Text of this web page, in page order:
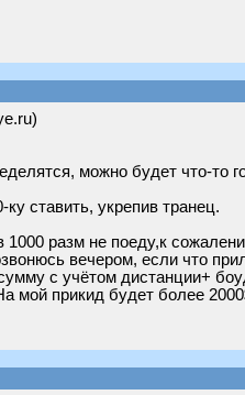
можно будет что-то
ставить, укрепив транец.
1000 разм не поеду,к
вечером, если что
с учётом дистанции+
мой прикид будет более